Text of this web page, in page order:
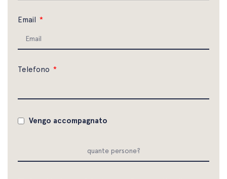
Email
Telefono
Vengo accompagnato